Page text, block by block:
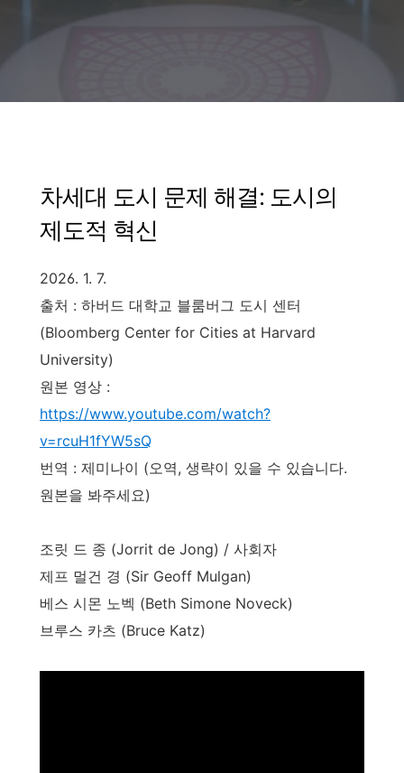
차세대 도시 문제 해결: 도시의
제도적 혁신
2026. 1. 7.
출처 : 하버드 대학교 블룸버그 도시 센터
(Bloomberg Center for Cities at Harvard
University)
원본 영상 :
https://www.youtube.com/watch?
v=rcuH1fYW5sQ
번역 : 제미나이 (오역, 생략이 있을 수 있습니다.
원본을 봐주세요)
조릿 드 종 (Jorrit de Jong) / 사회자
제프 멀건 경 (Sir Geoff Mulgan)
베스 시몬 노벡 (Beth Simone Noveck)
브루스 카츠 (Bruce Katz)